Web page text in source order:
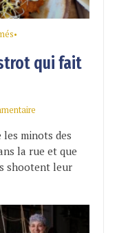
•
qui fait
les minots des
la rue et que
shootent leur